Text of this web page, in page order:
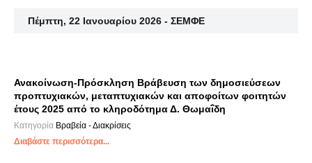
Πέμπτη, 22 Ιανουαρίου 2026 - ΣΕΜΦΕ
Ανακοίνωση-Πρόσκληση Βράβευση των δημοσιεύσεων
προπτυχιακών, μεταπτυχιακών και αποφοίτων φοιτητών
έτους 2025 από το κληροδότημα Δ. Θωμαΐδη
Κατηγορία Βραβεία - Διακρίσεις
Διαβάστε περισσότερα...